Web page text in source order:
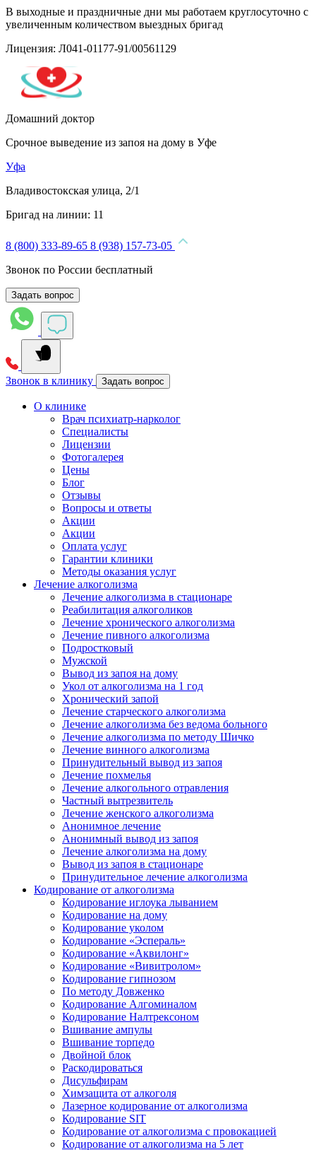
В выходные и праздничные дни мы работаем круглосуточно с
увеличенным количеством выездных бригад
Лицензия: Л041-01177-91/00561129
Домашний доктор
Срочное выведение из запоя на дому в Уфе
Уфа
Владивостокская улица, 2/1
Бригад на линии: 11
8 (800) 333-89-65 8 (938) 157-73-05
Звонок по России бесплатный
Задать вопрос
Звонок в клинику Задать вопрос
О клинике
Врач психиатр-нарколог
Специалисты
Лицензии
Фотогалерея
Цены
Блог
Отзывы
Вопросы и ответы
Акции
Акции
Оплата услуг
Гарантии клиники
Методы оказания услуг
Лечение алкоголизма
Лечение алкоголизма в стационаре
Реабилитация алкоголиков
Лечение хронического алкоголизма
Лечение пивного алкоголизма
Подростковый
Мужской
Вывод из запоя на дому
Укол от алкоголизма на 1 год
Хронический запой
Лечение старческого алкоголизма
Лечение алкоголизма без ведома больного
Лечение алкоголизма по методу Шичко
Лечение винного алкоголизма
Принудительный вывод из запоя
Лечение похмелья
Лечение алкогольного отравления
Частный вытрезвитель
Лечение женского алкоголизма
Анонимное лечение
Анонимный вывод из запоя
Лечение алкоголизма на дому
Вывод из запоя в стационаре
Принудительное лечение алкоголизма
Кодирование от алкоголизма
Кодирование иглоука лыванием
Кодирование на дому
Кодирование уколом
Кодирование «Эспераль»
Кодирование «Аквилонг»
Кодирование «Вивитролом»
Кодирование гипнозом
По методу Довженко
Кодирование Алгоминалом
Кодирование Налтрексоном
Вшивание ампулы
Вшивание торпедо
Двойной блок
Раскодироваться
Дисульфирам
Химзащита от алкоголя
Лазерное кодирование от алкоголизма
Кодирование SIT
Кодирование от алкоголизма с провокацией
Кодирование от алкоголизма на 5 лет